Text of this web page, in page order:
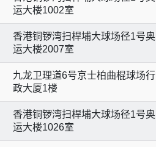
运大楼1002室
香港铜锣湾扫桿埔大球场径1号奥
运大楼2007室
九龙卫理道6号京士柏曲棍球场行
政大厦1楼
香港铜锣湾扫桿埔大球场径1号奥
运大楼1026室